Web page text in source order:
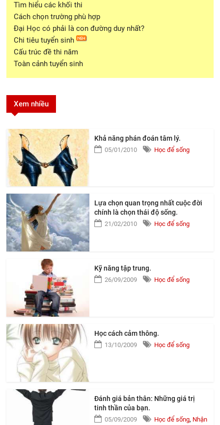
Tìm hiểu các khối thi
Cách chọn trường phù hợp
Đại Học có phải là con đường duy nhất?
Chi tiêu tuyển sinh
Cấu trúc đề thi năm
Toàn cảnh tuyển sinh
Xem nhiều
Khả năng phán đoán tâm lý.
05/01/2010 Học để sống
Lựa chọn quan trọng nhất cuộc đời
chính là chọn thái độ sống.
21/02/2010 Học để sống
Kỹ năng tập trung.
26/09/2009 Học để sống
Học cách cảm thông.
13/10/2009 Học để sống
Đánh giá bản thân: Những giá trị
tinh thần của bạn.
05/09/2009 Học để sống, Nhận